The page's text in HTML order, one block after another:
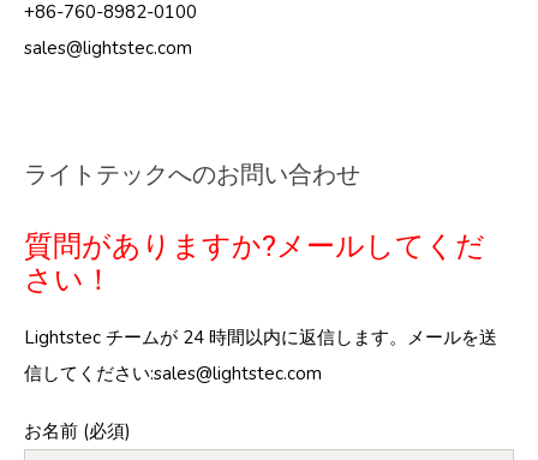
+86-760-8982-0100
sales@lightstec.com
ライトテックへのお問い合わせ
質問がありますか?メールしてくだ
さい！
Lightstec チームが 24 時間以内に返信します。メールを送
信してください:sales@lightstec.com
お名前 (必須)